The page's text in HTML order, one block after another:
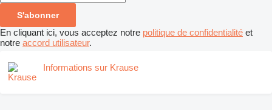
S'abonner
En cliquant ici, vous acceptez notre politique de confidentialité et
notre accord utilisateur.
Informations sur Krause